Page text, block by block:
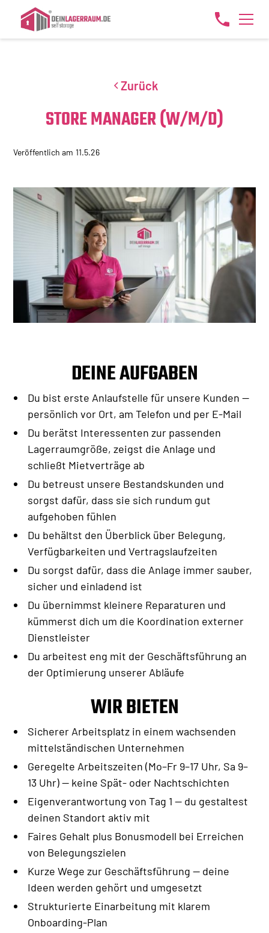
Zurück
STORE MANAGER (W/M/D)
Veröffentlich am 11.5.26
DEINE AUFGABEN
Du bist erste Anlaufstelle für unsere Kunden —
persönlich vor Ort, am Telefon und per E-Mail
Du berätst Interessenten zur passenden
Lagerraumgröße, zeigst die Anlage und
schließt Mietverträge ab
Du betreust unsere Bestandskunden und
sorgst dafür, dass sie sich rundum gut
aufgehoben fühlen
Du behältst den Überblick über Belegung,
Verfügbarkeiten und Vertragslaufzeiten
Du sorgst dafür, dass die Anlage immer sauber,
sicher und einladend ist
Du übernimmst kleinere Reparaturen und
kümmerst dich um die Koordination externer
Dienstleister
Du arbeitest eng mit der Geschäftsführung an
der Optimierung unserer Abläufe
WIR BIETEN
Sicherer Arbeitsplatz in einem wachsenden
mittelständischen Unternehmen
Geregelte Arbeitszeiten (Mo–Fr 9–17 Uhr, Sa 9–
13 Uhr) — keine Spät- oder Nachtschichten
Eigenverantwortung von Tag 1 — du gestaltest
deinen Standort aktiv mit
Faires Gehalt plus Bonusmodell bei Erreichen
von Belegungszielen
Kurze Wege zur Geschäftsführung — deine
Ideen werden gehört und umgesetzt
Strukturierte Einarbeitung mit klarem
Onboarding-Plan